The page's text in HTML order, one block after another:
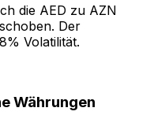
die AED zu AZN
Der
Volatilität.
Währungen